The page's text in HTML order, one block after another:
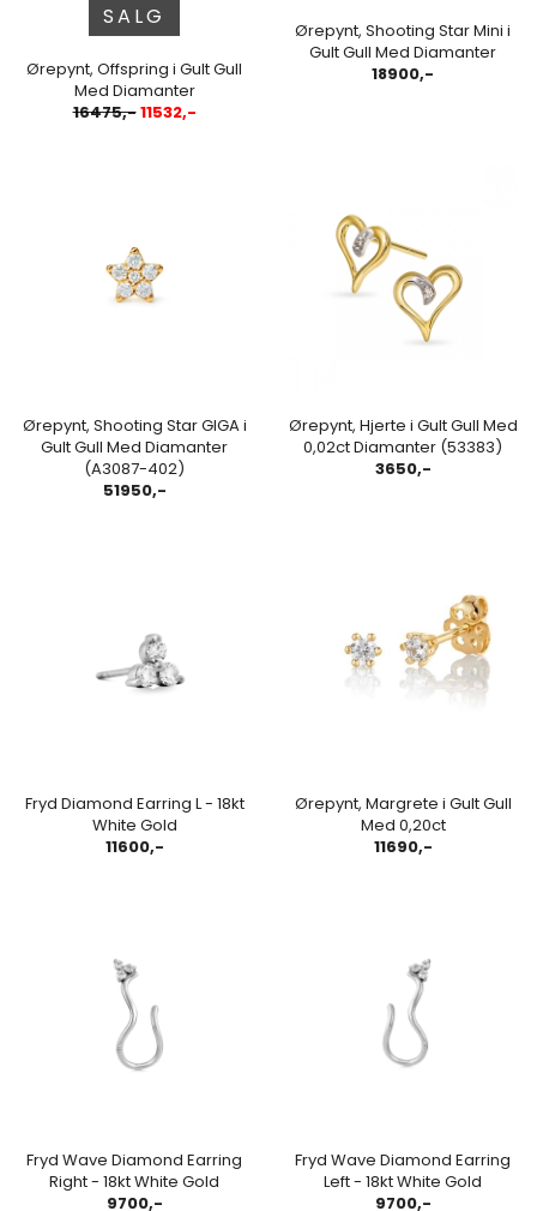
SALG
Ørepynt, Offspring i Gult Gull
Med Diamanter
16475,-11532,-
Ørepynt, Shooting Star Mini i
Gult Gull Med Diamanter
18900,-
Ørepynt, Shooting Star GIGA i
Gult Gull Med Diamanter
(A3087-402)
51950,-
Ørepynt, Hjerte i Gult Gull Med
0,02ct Diamanter (53383)
3650,-
Fryd Diamond Earring L - 18kt
White Gold
11600,-
Ørepynt, Margrete i Gult Gull
Med 0,20ct
11690,-
Fryd Wave Diamond Earring
Right - 18kt White Gold
9700,-
Fryd Wave Diamond Earring
Left - 18kt White Gold
9700,-